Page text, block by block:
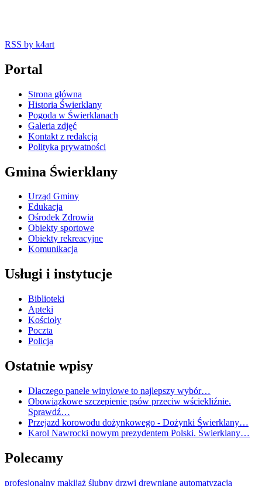
RSS by k4art
Portal
Strona główna
Historia Świerklany
Pogoda w Świerklanach
Galeria zdjęć
Kontakt z redakcją
Polityka prywatności
Gmina Świerklany
Urząd Gminy
Edukacja
Ośrodek Zdrowia
Obiekty sportowe
Obiekty rekreacyjne
Komunikacja
Usługi i instytucje
Biblioteki
Apteki
Kościoły
Poczta
Policja
Ostatnie wpisy
Dlaczego panele winylowe to najlepszy wybór…
Obowiązkowe szczepienie psów przeciw wściekliźnie.
Sprawdź…
Przejazd korowodu dożynkowego - Dożynki Świerklany…
Karol Nawrocki nowym prezydentem Polski. Świerklany…
Polecamy
profesjonalny makijaż ślubny drzwi drewniane automatyzacja